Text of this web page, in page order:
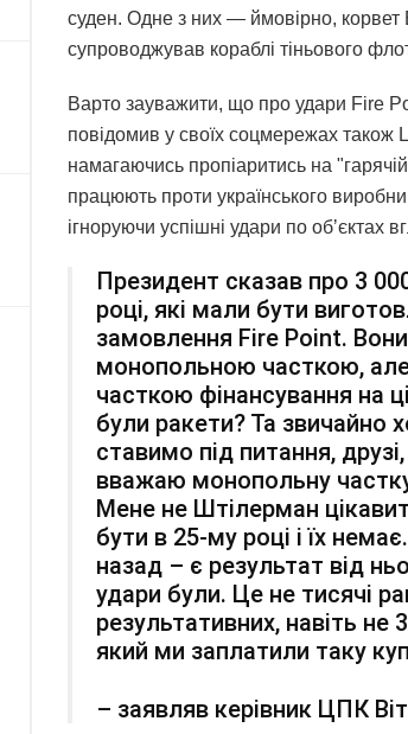
суден. Одне з них — ймовірно, корвет
супроводжував кораблі тіньового
Варто зауважити, що про удари Fire
повідомив у своїх соцмережах також
намагаючись пропіаритись на
працюють проти українського
ігноруючи успішні удари по обʼєктах
Президент сказав про 3
році, які мали бути
замовлення Fire Point.
монопольною часткою,
часткою фінансування на
були ракети? Та звичайно
ставимо під питання,
вважаю монопольну
Мене не Штілерман
бути в 25-му році і їх
назад – є результат від
удари були. Це не тисячі
результативних, навіть не
який ми заплатили таку
– заявляв керівник ЦПК